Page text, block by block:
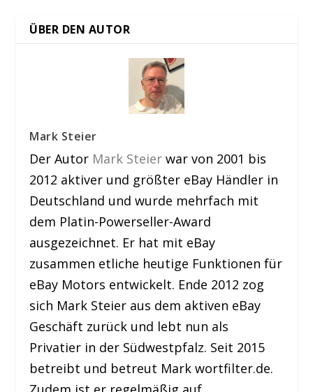
ÜBER DEN AUTOR
Mark Steier
Der Autor Mark Steier war von 2001 bis
2012 aktiver und größter eBay Händler in
Deutschland und wurde mehrfach mit
dem Platin-Powerseller-Award
ausgezeichnet. Er hat mit eBay
zusammen etliche heutige Funktionen für
eBay Motors entwickelt. Ende 2012 zog
sich Mark Steier aus dem aktiven eBay
Geschäft zurück und lebt nun als
Privatier in der Südwestpfalz. Seit 2015
betreibt und betreut Mark wortfilter.de.